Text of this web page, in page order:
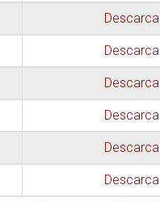
Descarca
Descarca
Descarca
Descarca
Descarca
Descarca